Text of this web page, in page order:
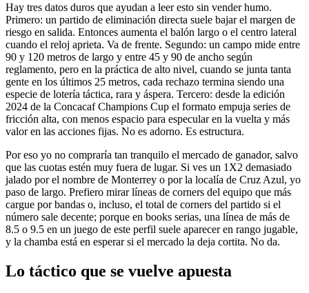
Hay tres datos duros que ayudan a leer esto sin vender humo.
Primero: un partido de eliminación directa suele bajar el margen de
riesgo en salida. Entonces aumenta el balón largo o el centro lateral
cuando el reloj aprieta. Va de frente. Segundo: un campo mide entre
90 y 120 metros de largo y entre 45 y 90 de ancho según
reglamento, pero en la práctica de alto nivel, cuando se junta tanta
gente en los últimos 25 metros, cada rechazo termina siendo una
especie de lotería táctica, rara y áspera. Tercero: desde la edición
2024 de la Concacaf Champions Cup el formato empuja series de
fricción alta, con menos espacio para especular en la vuelta y más
valor en las acciones fijas. No es adorno. Es estructura.
Por eso yo no compraría tan tranquilo el mercado de ganador, salvo
que las cuotas estén muy fuera de lugar. Si ves un 1X2 demasiado
jalado por el nombre de Monterrey o por la localía de Cruz Azul, yo
paso de largo. Prefiero mirar líneas de corners del equipo que más
cargue por bandas o, incluso, el total de corners del partido si el
número sale decente; porque en books serias, una línea de más de
8.5 o 9.5 en un juego de este perfil suele aparecer en rango jugable,
y la chamba está en esperar si el mercado la deja cortita. No da.
Lo táctico que se vuelve apuesta